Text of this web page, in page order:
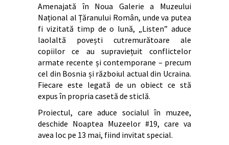
Amenajată în Noua Galerie a Muzeului
Național al Țăranului Român, unde va putea
fi vizitată timp de o lună, „Listen” aduce
laolaltă povești cutremurătoare ale
copiilor ce au supraviețuit conflictelor
armate recente și contemporane – precum
cel din Bosnia și războiul actual din Ucraina.
Fiecare este legată de un obiect ce stă
expus în propria casetă de sticlă.
Proiectul, care aduce socialul în muzee,
deschide Noaptea Muzeelor #19, care va
avea loc pe 13 mai, fiind invitat special.